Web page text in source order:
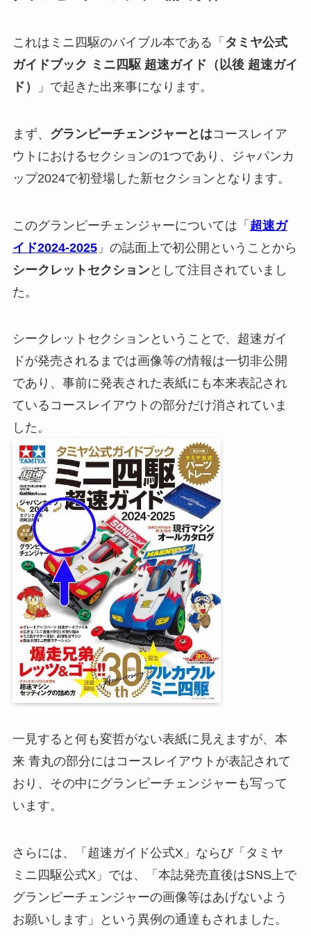
これはミニ四駆のバイブル本である「 タミヤ公式
ガイドブック ミニ四駆 超速ガイド（以後 超速ガイ
ド）
」で起きた出来事になります。
まず、 グランピーチェンジャーとはコースレイア
ウトにおけるセクションの1つであり、ジャパンカ
ップ2024で初登場した新セクションとなります。
このグランピーチェンジャーについては「 超速ガ
イド2024-2025」の誌面上で初公開ということから
シークレットセクションとして注目されていまし
た。
シークレットセクションということで、超速ガイ
ドが発売されるまでは画像等の情報は一切非公開
であり、事前に発表された表紙にも本来表記され
ているコースレイアウトの部分だけ消されていま
した。
一見すると何も変哲がない表紙に見えますが、本
来 青丸の部分にはコースレイアウトが表記されて
おり、その中にグランピーチェンジャーも写って
います。
さらには、「超速ガイド公式X」ならび「タミヤ
ミニ四駆公式X」では、「本誌発売直後はSNS上で
グランピーチェンジャーの画像等はあげないよう
お願いします」という異例の通達もされました。